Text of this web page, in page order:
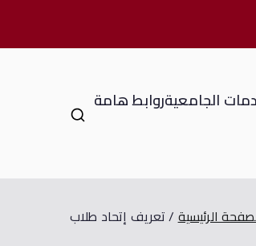
الجامعيةروابط هامة
الرئيسية تعريف إتحاد طلاب